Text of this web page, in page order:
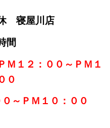
寝屋川店
間
１２：００～ＰＭ１
０
～ＰＭ１０：００